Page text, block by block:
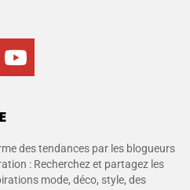
youtube
des tendances par les blogueurs
: Recherchez et partagez les
mode, déco, style, des